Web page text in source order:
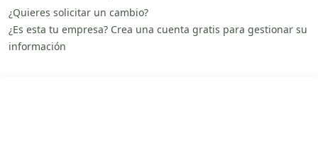
¿Quieres solicitar un cambio?
¿Es esta tu empresa? Crea una cuenta gratis para gestionar su
información